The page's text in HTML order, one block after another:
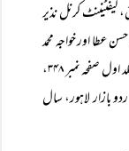
لیفٹیننٹ کرنل نذیر
عطا اور خواجہ محمد
واقعات پاکستان جلد اول صفحہ نمبر ۳۴۸،
زاہد حسین انجم، مطبوعہ نذیر سنز پبلشرز، ۴۰ اردو بازار لاہور، سال